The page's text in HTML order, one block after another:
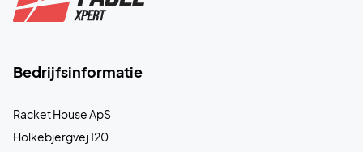
Bedrijfsinformatie
Racket House ApS
Holkebjergvej 120